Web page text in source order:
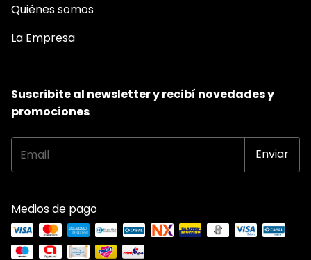
Quiénes somos
La Empresa
Suscribite al newsletter y recibí novedades y
promociones
Medios de pago